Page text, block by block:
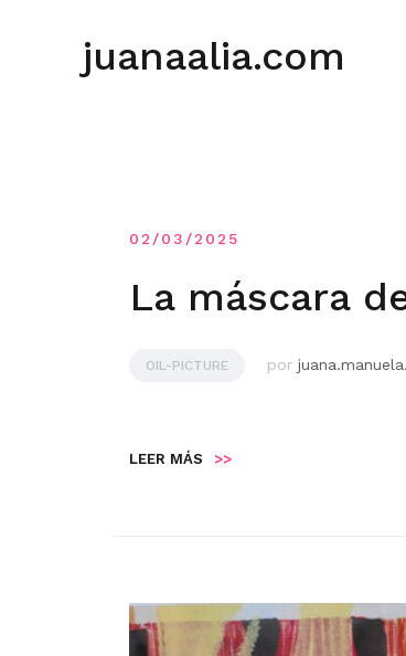
juanaalia.com
02/03/2025
La máscara
OIL-PICTURE por
LEER MÁS >>